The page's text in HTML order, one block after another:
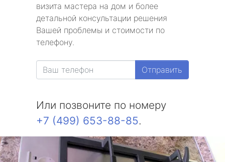
визита мастера на дом и более
детальной консультации решения
Вашей проблемы и стоимости по
телефону.
Отправить
Или позвоните по номеру
+7 (499) 653-88-85.